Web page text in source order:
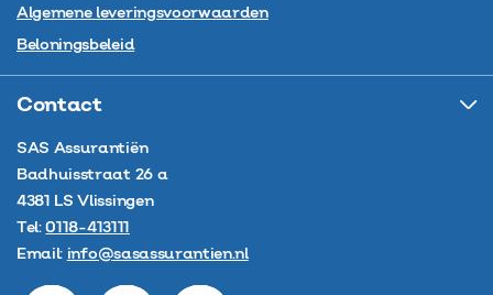
Algemene leveringsvoorwaarden
Beloningsbeleid
Contact
SAS Assurantiën
Badhuisstraat 26 a
4381 LS Vlissingen
Tel:0118-413111
Email: info@sasassurantien.nl